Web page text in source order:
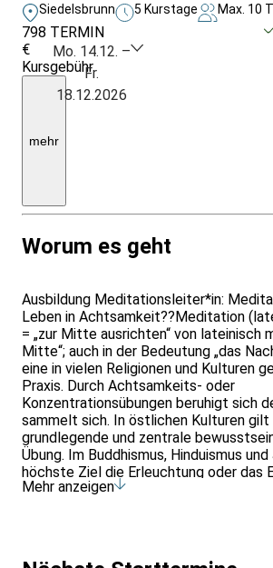
Siedelsbrunn 5 Kurstage Max. 10
798
€
Kursgebühr
Ü/V
direkt
mehr
TERMIN
Mo. 14.12. –
Fr.
18.12.2026
Worum es geht
Ausbildung Meditationsleiter*in:
Leben in Achtsamkeit??Meditation
= „zur Mitte ausrichten“ von lateinisch
Mitte“; auch in der Bedeutung „das
eine in vielen Religionen und Kulturen
Praxis. Durch Achtsamkeits- oder
Konzentrationsübungen beruhigt sich
sammelt sich. In östlichen Kulturen gilt
grundlegende und zentrale
Übung. Im Buddhismus, Hinduismus
höchste Ziel die Erleuchtung oder das
Nirwana. In christlichen, islamischen und
religiöse, psychologische und ethische
Mehr anzeigen